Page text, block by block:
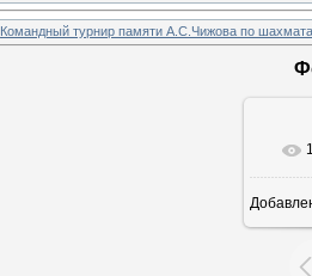
Командный турнир памяти А.С.Чижова по